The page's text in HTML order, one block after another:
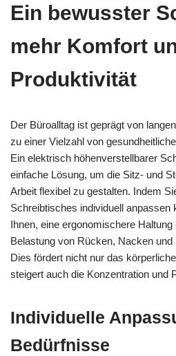
Ein bewusster
mehr Komfort
Produktivität
Der Büroalltag ist geprägt von
zu einer Vielzahl von
Ein elektrisch höhenverstellbarer
einfache Lösung, um die Sitz- und
Arbeit flexibel zu gestalten. Indem
Schreibtisches individuell anpassen
Ihnen, eine ergonomischere
Belastung von Rücken, Nacken
Dies fördert nicht nur das
steigert auch die Konzentration und
Individuelle
Bedürfnisse